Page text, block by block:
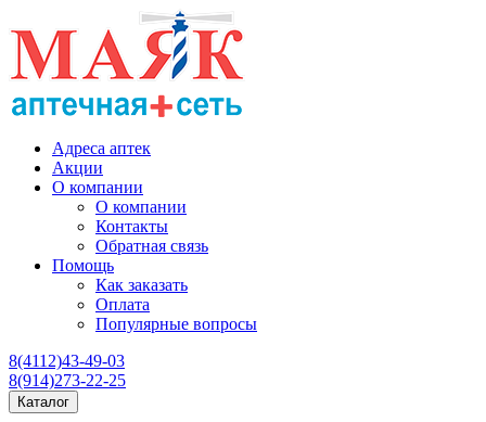
Адреса аптек
Акции
О компании
О компании
Контакты
Обратная связь
Помощь
Как заказать
Оплата
Популярные вопросы
8(4112)43-49-03
8(914)273-22-25
Каталог